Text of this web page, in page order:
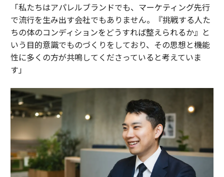
「私たちはアパレルブランドでも、マーケティング先行
で流行を生み出す会社でもありません。『挑戦する人た
ちの体のコンディションをどうすれば整えられるか』と
いう目的意識でものづくりをしており、その思想と機能
性に多くの方が共鳴してくださっていると考えていま
す」